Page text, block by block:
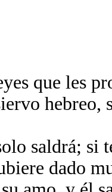
que les
hebreo,
saldrá; si
dado